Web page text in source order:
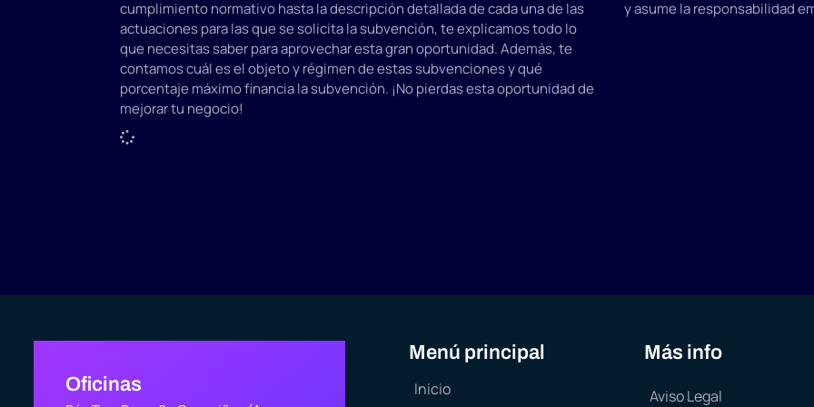
cumplimiento normativo hasta la descripción detallada de cada una de las
actuaciones para las que se solicita la subvención, te explicamos todo lo
que necesitas saber para aprovechar esta gran oportunidad. Además, te
contamos cuál es el objeto y régimen de estas subvenciones y qué
porcentaje máximo financia la subvención. ¡No pierdas esta oportunidad de
mejorar tu negocio!
y asume la responsabilidad
Oficinas
Menú principal
Inicio
Más info
Aviso Legal